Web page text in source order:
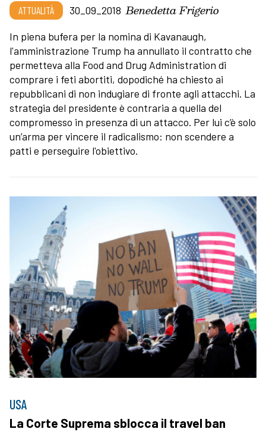
ATTUALITÀ 30_09_2018 Benedetta Frigerio
In piena bufera per la nomina di Kavanaugh,
l'amministrazione Trump ha annullato il contratto che
permetteva alla Food and Drug Administration di
comprare i feti abortiti, dopodiché ha chiesto ai
repubblicani di non indugiare di fronte agli attacchi. La
strategia del presidente è contraria a quella del
compromesso in presenza di un attacco. Per lui c’è solo
un’arma per vincere il radicalismo: non scendere a
patti e perseguire l'obiettivo.
USA
La Corte Suprema sblocca il travel ban